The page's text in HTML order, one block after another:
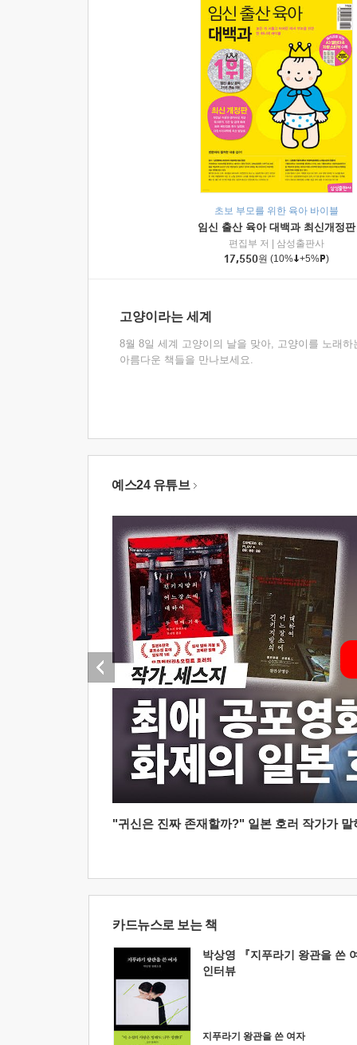
초보 부모를 위한 육아 바이블
임신 출산 육아 대백과 최신개정판
편집부 저
삼성출판사
17,550원 (10% +5% )
고양이라는 세계
8월 8일 세계 고양이의 날을 맞아, 고양이를 노래하
아름다운 책들을 만나보세요.
예스24 유튜브
"귀신은 진짜 존재할까?" 일본 호러 작가가
카드뉴스로 보는 책
박상영 『지푸라기 왕관을 쓴
인터뷰
지푸라기 왕관을 쓴 여자